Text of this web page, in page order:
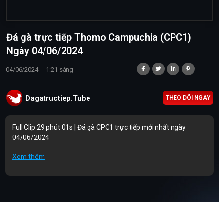
Đá gà trực tiếp Thomo Campuchia (CPC1)
Ngày 04/06/2024
04/06/2024 1:21 sáng
Dagatructiep.Tube THEO DÕI NGAY
Full Clip 29 phút 01s | Đá gà CPC1 trực tiếp mới nhất ngày
04/06/2024
Mục lục Video:
Xem thêm